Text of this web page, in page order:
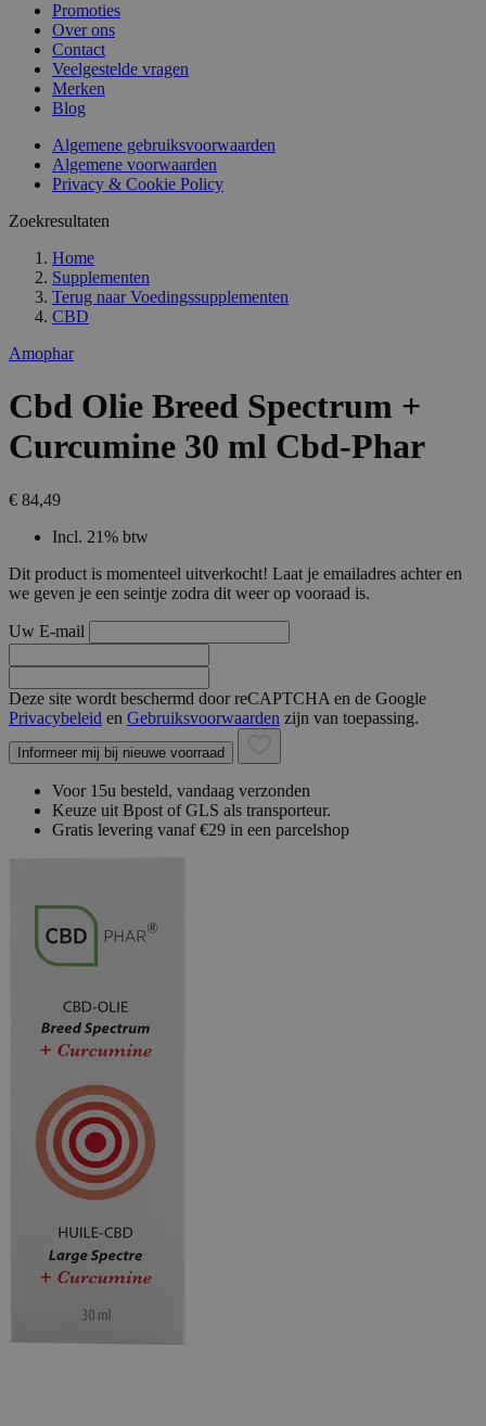
Promoties
Over ons
Contact
Veelgestelde vragen
Merken
Blog
Algemene gebruiksvoorwaarden
Algemene voorwaarden
Privacy & Cookie Policy
Zoekresultaten
Home
Supplementen
Terug naar Voedingssupplementen
CBD
Amophar
Cbd Olie Breed Spectrum +
Curcumine 30 ml Cbd-Phar
€ 84,49
Incl. 21% btw
Dit product is momenteel uitverkocht! Laat je emailadres achter en
we geven je een seintje zodra dit weer op vooraad is.
Uw E-mail
Deze site wordt beschermd door reCAPTCHA en de Google
Privacybeleid en Gebruiksvoorwaarden zijn van toepassing.
Informeer mij bij nieuwe voorraad
Voor 15u besteld, vandaag verzonden
Keuze uit Bpost of GLS als transporteur.
Gratis levering vanaf €29 in een parcelshop